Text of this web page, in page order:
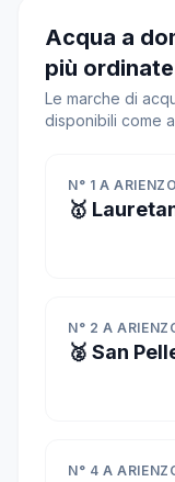
Acqua a
più ordinate
Le marche di
disponibili come
N° 1 A ARIENZO
🥇
N° 2 A
🥈 San
N° 4 A